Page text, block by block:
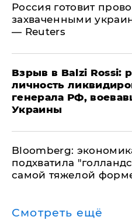
​Россия готовит
захваченными
— Reuters
​Взрыв в Balzi Rossi:
личность
генерала РФ,
Украины
Bloomberg:
подхватила
самой тяжелой
Смотреть ещё